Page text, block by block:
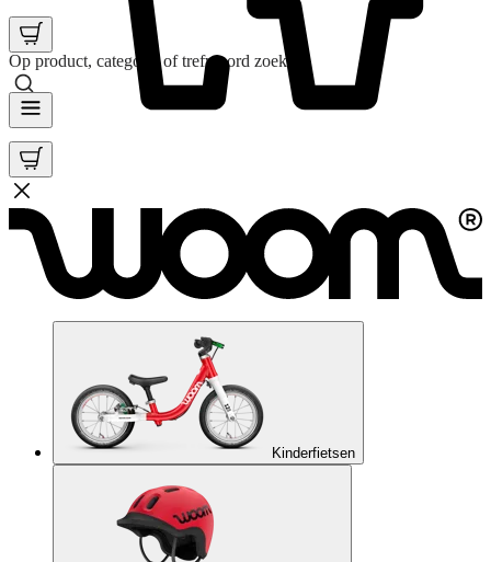
Op product, categorie of trefwoord zoeken
Kinderfietsen